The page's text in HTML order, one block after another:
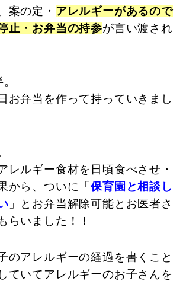
案の定・ アレルギーがあるので
止・お弁当の持参が言い渡され
お弁当を作って持っていきまし
レルギー食材を日頃食べさせ・
から、ついに「保育園と相談し
」とお弁当解除可能とお医者さ
らいました！！
のアレルギーの経過を書くこと
ていてアレルギーのお子さんを